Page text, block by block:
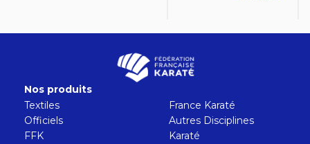
Nos produits
Textiles
France Karaté
Officiels
Autres Disciplines
FFK
Karaté